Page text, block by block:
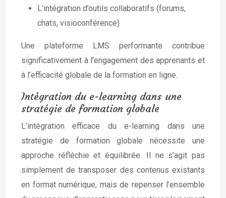
L’intégration d’outils collaboratifs (forums,
chats, visioconférence)
Une plateforme LMS performante contribue
significativement à l’engagement des apprenants et
à l’efficacité globale de la formation en ligne.
Intégration du e-learning dans une
stratégie de formation globale
L’intégration efficace du e-learning dans une
stratégie de formation globale nécessite une
approche réfléchie et équilibrée. Il ne s’agit pas
simplement de transposer des contenus existants
en format numérique, mais de repenser l’ensemble